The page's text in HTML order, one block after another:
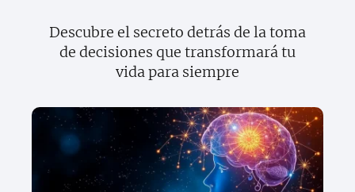
Descubre el secreto detrás de la toma
de decisiones que transformará tu
vida para siempre